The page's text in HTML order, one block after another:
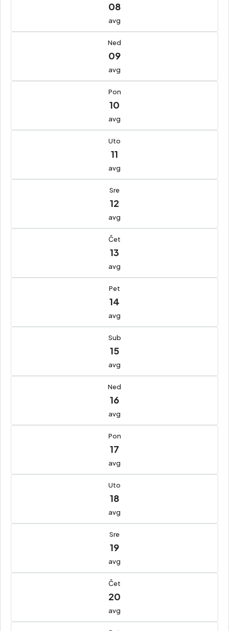
08
avg
Ned
09
avg
Pon
10
avg
Uto
11
avg
Sre
12
avg
Čet
13
avg
Pet
14
avg
Sub
15
avg
Ned
16
avg
Pon
17
avg
Uto
18
avg
Sre
19
avg
Čet
20
avg